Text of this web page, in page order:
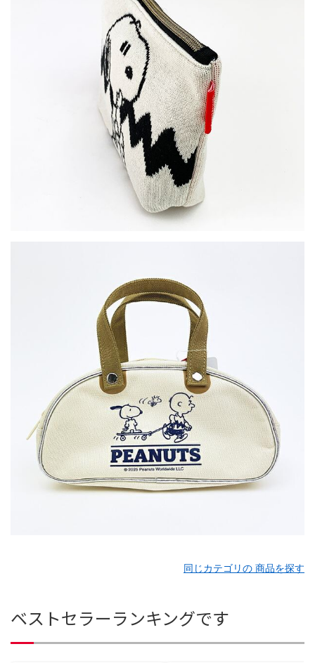
同じカテゴリの 商品を探す
ベストセラーランキングです